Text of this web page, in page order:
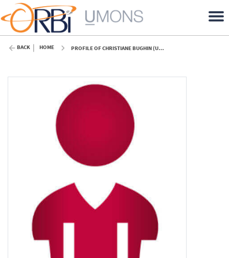
BACK HOME PROFILE OF CHRISTIANE BUGHIN (UMONS)